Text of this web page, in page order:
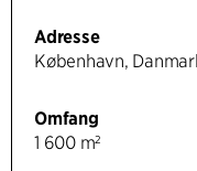
Adresse
København,
Omfang
1 600 m²